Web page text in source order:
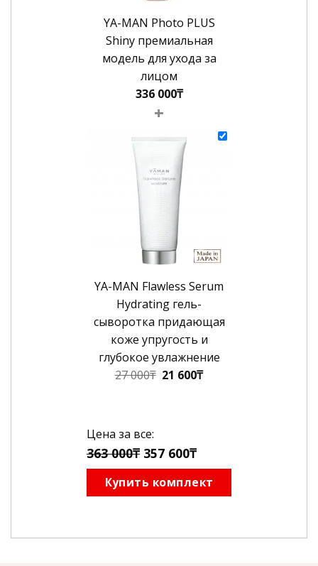
YA-MAN Photo PLUS
Shiny премиальная
модель для ухода за
лицом
336 000₸
+
YA-MAN Flawless Serum
Hydrating гель-
сыворотка придающая
коже упругость и
глубокое увлажнение
27 000₸ Первоначальная
000₸.
21 600₸Текущая
Цена за все:
363 000₸ 357 600₸
Купить комплект